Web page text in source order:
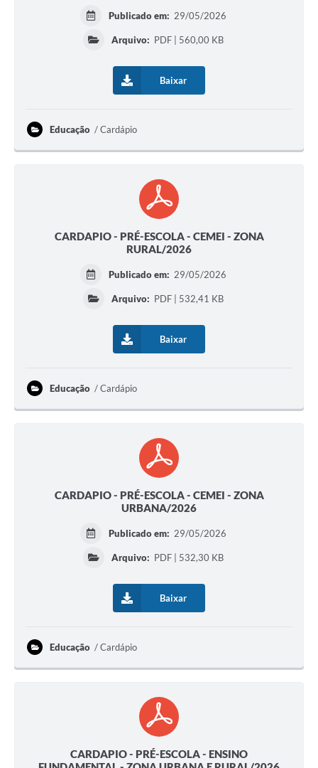
Publicado em: 29/05/2026
Arquivo: PDF | 560,00 KB
Baixar
Educação Cardápio
CARDAPIO - PRÉ-ESCOLA - CEMEI - ZONA
RURAL/2026
Publicado em: 29/05/2026
Arquivo: PDF | 532,41 KB
Baixar
Educação Cardápio
CARDAPIO - PRÉ-ESCOLA - CEMEI - ZONA
URBANA/2026
Publicado em: 29/05/2026
Arquivo: PDF | 532,30 KB
Baixar
Educação Cardápio
CARDAPIO - PRÉ-ESCOLA - ENSINO